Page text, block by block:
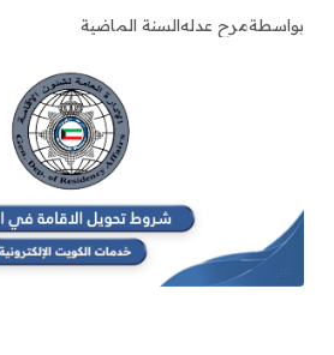
بواسطةمرح عدلهالسنة الماضية